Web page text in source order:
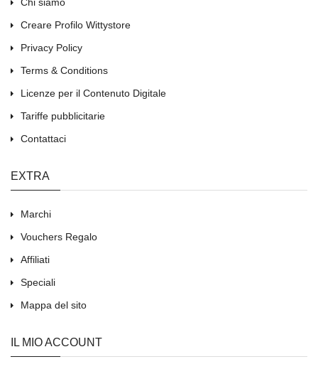
Creare Profilo Wittystore
Privacy Policy
Terms & Conditions
Licenze per il Contenuto Digitale
Tariffe pubblicitarie
Contattaci
EXTRA
Marchi
Vouchers Regalo
Affiliati
Speciali
Mappa del sito
IL MIO ACCOUNT